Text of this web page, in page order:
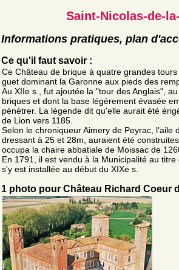
Saint-Nicolas-de-
Informations pratiques, plan
Ce qu'il faut savoir :
Ce Château de brique à quatre grandes
guet dominant la Garonne aux pieds des
Au XIIe s., fut ajoutée la "tour des Anglais",
briques et dont la base légèrement évasée
pénétrer. La légende dit qu'elle aurait été
de Lion vers 1185.
Selon le chroniqueur Aimery de Peyrac, l'aile
dressant à 25 et 28m, auraient été
occupa la chaire abbatiale de Moissac de
En 1791, il est vendu à la Municipalité au
s'y est installée au début du XIXe s.
1 photo pour Château Richard Coeur